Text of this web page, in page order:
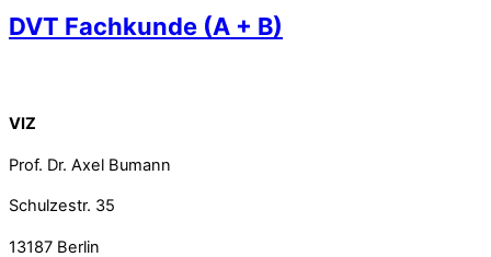
DVT Fachkunde (A + B)
VIZ
Prof. Dr. Axel Bumann
Schulzestr. 35
13187 Berlin